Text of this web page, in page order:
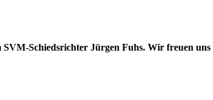
Schiedsrichter Jürgen Fuhs. Wir freuen